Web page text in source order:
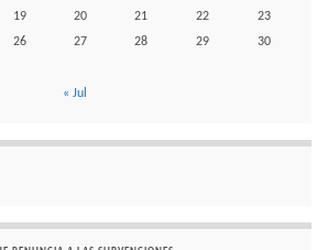
19 20 21 22
23
26 27 28 29
30
« Jul